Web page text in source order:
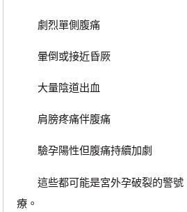
劇烈單側腹痛
暈倒或接近昏厥
大量陰道出血
肩膀疼痛伴腹痛
驗孕陽性但腹痛持續加劇
這些都可能是宮外孕破裂的警號
療。